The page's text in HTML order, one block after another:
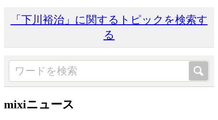
「下川裕治」に関するトピックを検索す
る
mixiニュース